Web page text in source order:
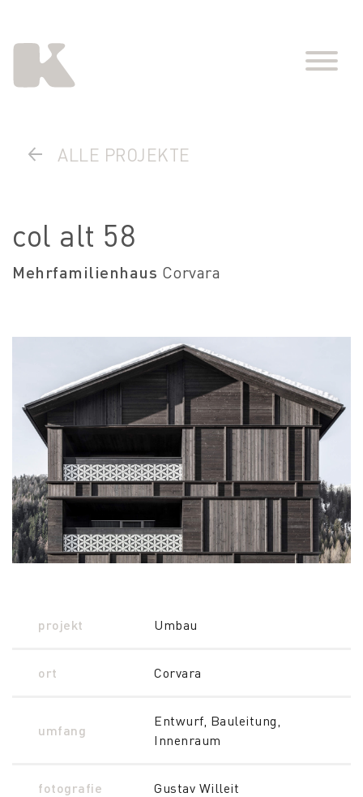
ALLE PROJEKTE
col alt 58
Mehrfamilienhaus Corvara
projekt Umbau
ort Corvara
umfang
Entwurf, Bauleitung,
Innenraum
fotografie Gustav Willeit